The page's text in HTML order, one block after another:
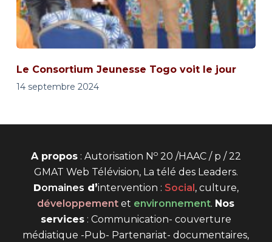
Le Consortium Jeunesse Togo voit le jour
14 septembre 2024
A propos: Autorisation N o20 /HAAC / p / 22
GMAT Web Télévision, La télé des Leaders.
Domaines d’intervention : Social , culture,
développement et environnement. Nos
services: Communication- couverture
médiatique -Pub- Partenariat- documentaires,